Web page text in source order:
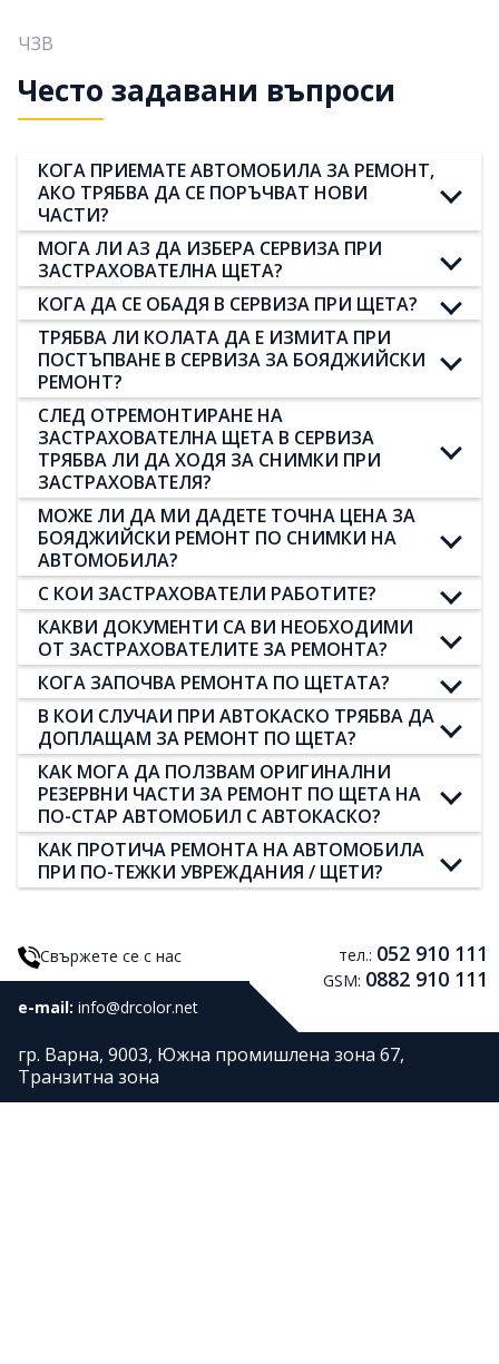
ЧЗВ
Често задавани въпроси
КОГА ПРИЕМАТЕ АВТОМОБИЛА ЗА РЕМОНТ,
АКО ТРЯБВА ДА СЕ ПОРЪЧВАТ НОВИ
ЧАСТИ?
МОГА ЛИ АЗ ДА ИЗБЕРА СЕРВИЗА ПРИ
ЗАСТРАХОВАТЕЛНА ЩЕТА?
КОГА ДА СЕ ОБАДЯ В СЕРВИЗА ПРИ ЩЕТА?
ТРЯБВА ЛИ КОЛАТА ДА Е ИЗМИТА ПРИ
ПОСТЪПВАНЕ В СЕРВИЗА ЗА БОЯДЖИЙСКИ
РЕМОНТ?
СЛЕД ОТРЕМОНТИРАНЕ НА
ЗАСТРАХОВАТЕЛНА ЩЕТА В СЕРВИЗА
ТРЯБВА ЛИ ДА ХОДЯ ЗА СНИМКИ ПРИ
ЗАСТРАХОВАТЕЛЯ?
МОЖЕ ЛИ ДА МИ ДАДЕТЕ ТОЧНА ЦЕНА ЗА
БОЯДЖИЙСКИ РЕМОНТ ПО СНИМКИ НА
АВТОМОБИЛА?
С КОИ ЗАСТРАХОВАТЕЛИ РАБОТИТЕ?
КАКВИ ДОКУМЕНТИ СА ВИ НЕОБХОДИМИ
ОТ ЗАСТРАХОВАТЕЛИТЕ ЗА РЕМОНТА?
КОГА ЗАПОЧВА РЕМОНТА ПО ЩЕТАТА?
В КОИ СЛУЧАИ ПРИ АВТОКАСКО ТРЯБВА ДА
ДОПЛАЩАМ ЗА РЕМОНТ ПО ЩЕТА?
КАК МОГА ДА ПОЛЗВАМ ОРИГИНАЛНИ
РЕЗЕРВНИ ЧАСТИ ЗА РЕМОНТ ПО ЩЕТА НА
ПО-СТАР АВТОМОБИЛ С АВТОКАСКО?
КАК ПРОТИЧА РЕМОНТА НА АВТОМОБИЛА
ПРИ ПО-ТЕЖКИ УВРЕЖДАНИЯ / ЩЕТИ?
Свържете се с нас
e-mail: info@drcolor.net
тел.: 052 910 111
GSM: 0882 910 111
гр. Варна, 9003, Южна промишлена зона 67,
Транзитна зона